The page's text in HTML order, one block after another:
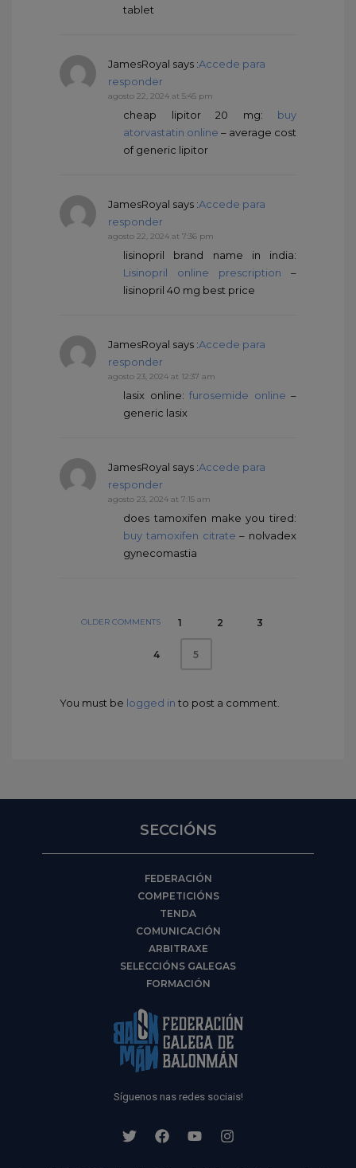
tablet
JamesRoyal says :Accede para
responder
agosto 22, 2024 at 5:45 pm
cheap lipitor 20 mg: buy
atorvastatin online – average cost
of generic lipitor
JamesRoyal says :Accede para
responder
agosto 22, 2024 at 7:36 pm
lisinopril brand name in india:
Lisinopril online prescription –
lisinopril 40 mg best price
JamesRoyal says :Accede para
responder
agosto 23, 2024 at 12:37 am
lasix online: furosemide online –
generic lasix
JamesRoyal says :Accede para
responder
agosto 23, 2024 at 7:15 am
does tamoxifen make you tired:
buy tamoxifen citrate – nolvadex
gynecomastia
OLDER COMMENTS 1 2 3
4 5
You must be logged in to post a comment.
SECCIÓNS
FEDERACIÓN
COMPETICIÓNS
TENDA
COMUNICACIÓN
ARBITRAXE
SELECCIÓNS GALEGAS
FORMACIÓN
Síguenos nas redes sociais!